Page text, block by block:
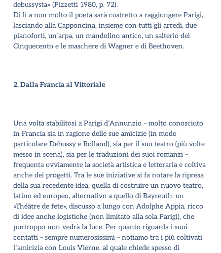
debussysta» (Pizzetti 1980, p. 72).
Di lì a non molto il poeta sarà costretto a raggiungere Parigi,
lasciando alla Capponcina, insieme con tutti gli arredi, due
pianoforti, un’arpa, un mandolino antico, un salterio del
Cinquecento e le maschere di Wagner e di Beethoven.
2. Dalla Francia al Vittoriale
Una volta stabilitosi a Parigi d’Annunzio – molto conosciuto
in Francia sia in ragione delle sue amicizie (in modo
particolare Debussy e Rolland), sia per il suo teatro (più volte
messo in scena), sia per le traduzioni dei suoi romanzi –
frequenta ovviamente la società artistica e letteraria e coltiva
anche dei progetti. Tra le sue iniziative si fa notare la ripresa
della sua recedente idea, quella di costruire un nuovo teatro,
latino ed europeo, alternativo a quello di Bayreuth: un
«Théâtre de fete», discusso a lungo con Adolphe Appia, ricco
di idee anche logistiche (non limitato alla sola Parigi), che
purtroppo non vedrà la luce. Per quanto riguarda i suoi
contatti – sempre numerosissimi – notiamo tra i più coltivati
l’amicizia con Louis Vierne, al quale chiede spesso di